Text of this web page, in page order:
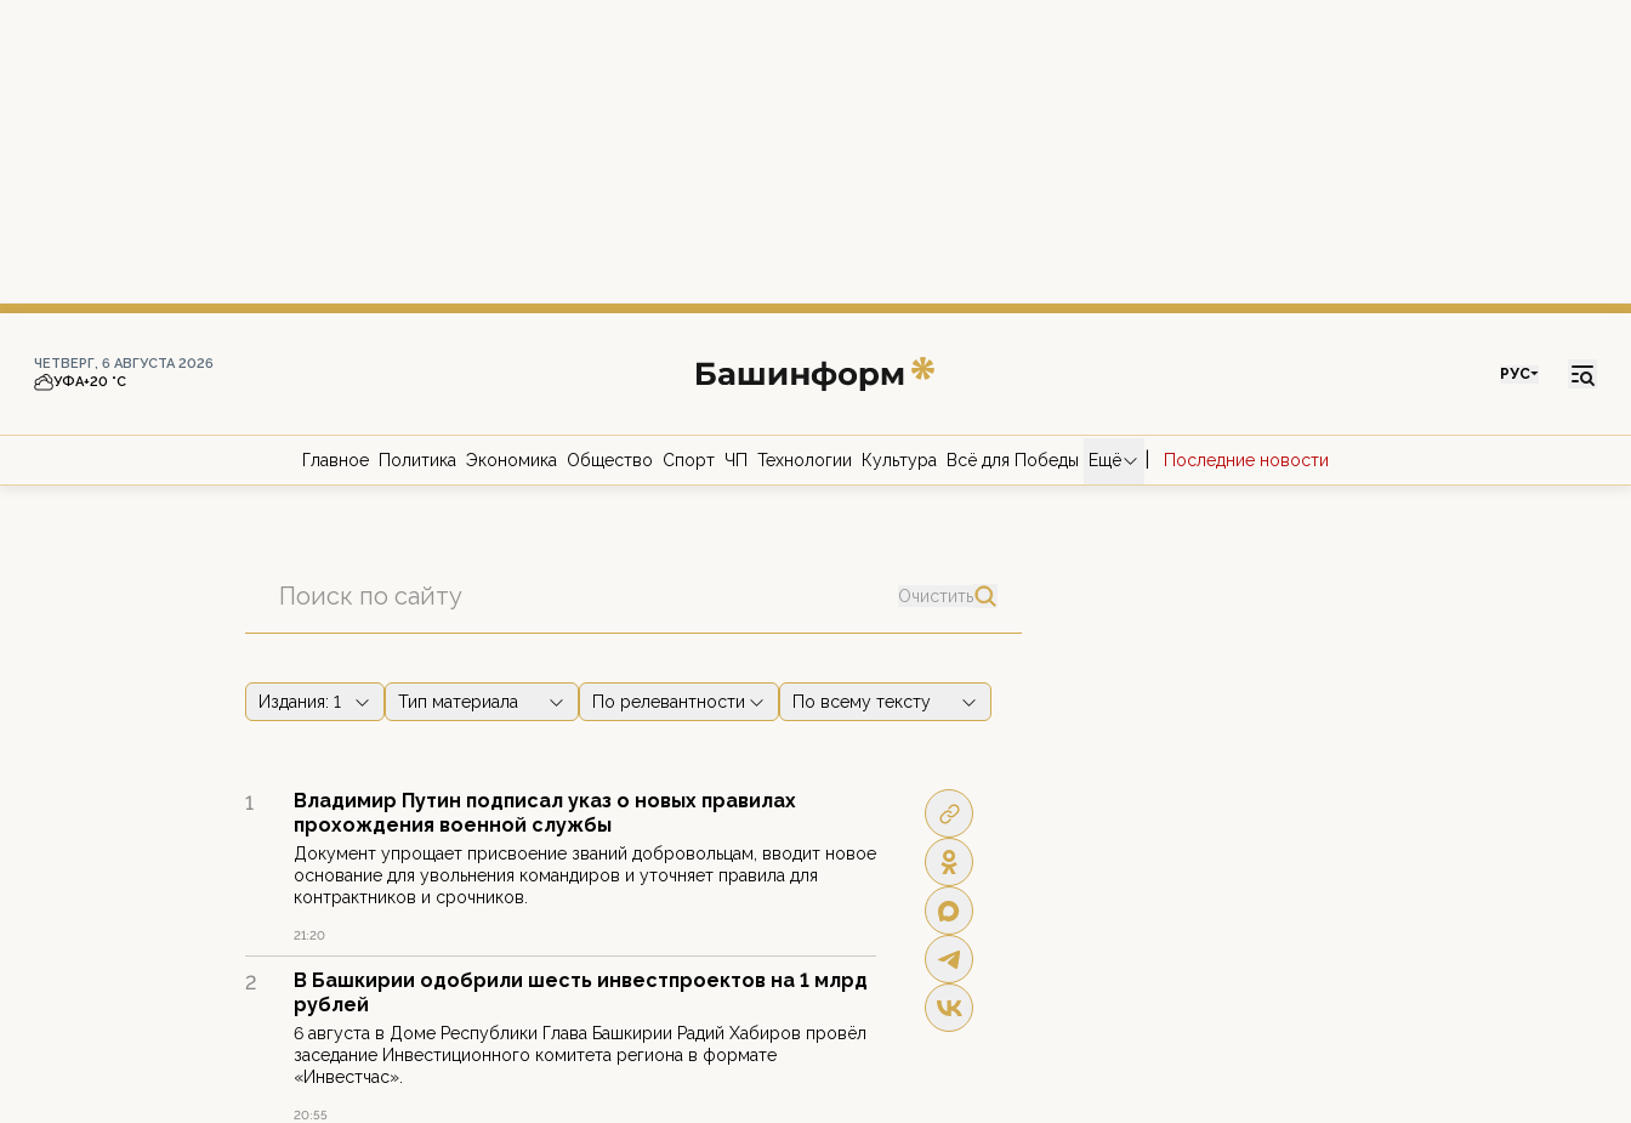
ЧЕТВЕРГ, 6 АВГУСТА 2026
УФА+20 °С РУС
Главное Политика Экономика Общество Спорт ЧП Технологии Культура Всё для Победы Ещё Последние новости
Очистить
Издания: 1 Тип материала По релевантности По всему тексту
1
Владимир Путин подписал указ о новых правилах
прохождения военной службы
Документ упрощает присвоение званий добровольцам, вводит новое
основание для увольнения командиров и уточняет правила для
контрактников и срочников.
21:20
2
В Башкирии одобрили шесть инвестпроектов на 1 млрд
рублей
6 августа в Доме Республики Глава Башкирии Радий Хабиров провёл
заседание Инвестиционного комитета региона в формате
«Инвестчас».
20:55